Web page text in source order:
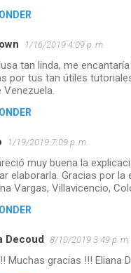
1/16/2019 4:09 p. m.
tan linda, me
por tus tan útiles
Venezuela.
1/19/2019 7:09 p. m.
muy buena la
elaborarla. Gracias por la
Vargas, Villavicencio,
Decoud 8/10/2019 3:49 p. m.
Muchas gracias !!! Eliana